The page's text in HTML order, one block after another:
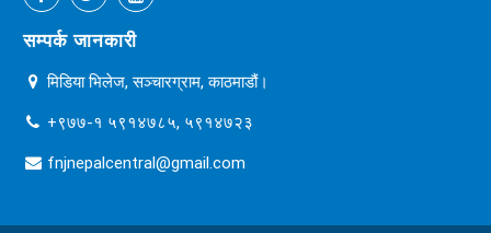
सम्पर्क जानकारी
मिडिया भिलेज, सञ्चारग्राम, काठमाडौं।
+९७७-१ ५९१४७८५, ५९१४७२३
fnjnepalcentral@gmail.com